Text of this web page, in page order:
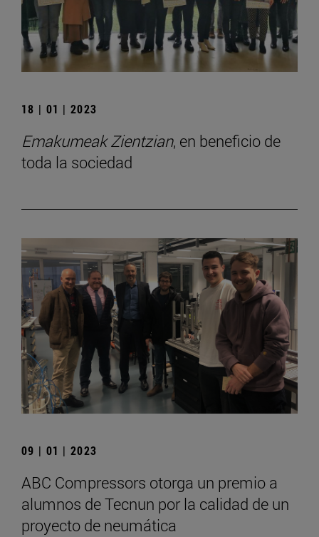
18 | 01 | 2023
Emakumeak Zientzian, en beneficio de
toda la sociedad
09 | 01 | 2023
ABC Compressors otorga un premio a
alumnos de Tecnun por la calidad de un
proyecto de neumática